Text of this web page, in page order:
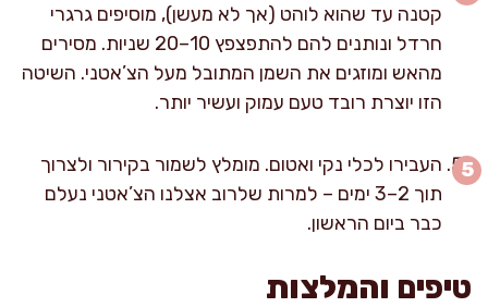
קטנה עד שהוא לוהט (אך לא מעשן), מוסיפים גרגרי
חרדל ונותנים להם להתפצפץ 10–20 שניות. מסירים
מהאש ומוזגים את השמן המתובל מעל הצ’אטני. השיטה
הזו יוצרת רובד טעם עמוק ועשיר יותר.
העבירו לכלי נקי ואטום. מומלץ לשמור בקירור ולצרוך
תוך 2–3 ימים – למרות שלרוב אצלנו הצ’אטני נעלם
כבר ביום הראשון.
טיפים והמלצות